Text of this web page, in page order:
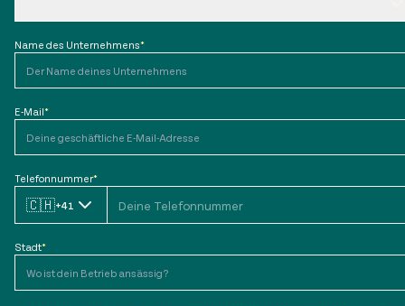
Name des Unternehmens*
E-Mail*
Telefonnummer*
🇨🇭+41
Stadt*